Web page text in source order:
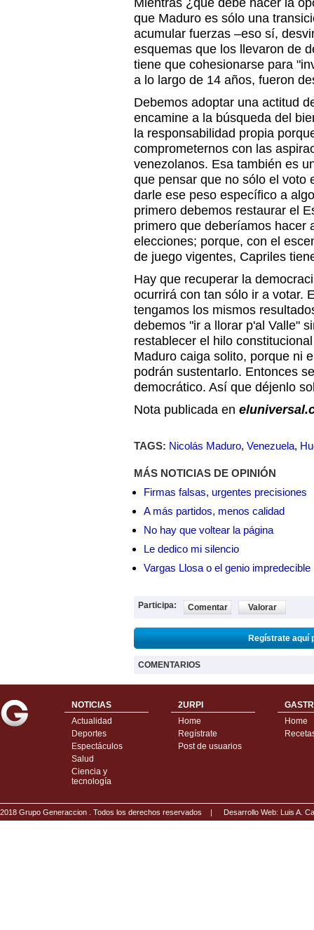
Mientras ¿qué debe hacer la
que Maduro es sólo una
acumular fuerzas –eso sí,
esquemas que los llevaron de
tiene que cohesionarse para
a lo largo de 14 años, fueron
Debemos adoptar una actitud
encamine a la búsqueda del
la responsabilidad propia
comprometernos con las
venezolanos. Esa también es
que pensar que no sólo el voto
darle ese peso específico a
primero debemos restaurar el
primero que deberíamos hacer
elecciones; porque, con el
de juego vigentes, Capriles
Hay que recuperar la
ocurrirá con tan sólo ir a votar.
tengamos los mismos
debemos "ir a llorar p'al Valle"
restablecer el hilo
Maduro caiga solito, porque ni
podrán sustentarlo. Entonces
democrático. Así que déjenlo
Nota publicada en
TAGS: Nicolás Maduro, Venezuela,
MÁS NOTICIAS DE OPINIÓN
Firmas falsas, urgentes precisiones
A más partidos, menos calidad
No hay que voltear la página
Le dedico mi silencio
Vargas Llosa o el genio impredecible
Participa: Comentar Valorar
Regístrate aquí
COMENTARIOS
NOTICIAS
Actualidad
Deportes
Espectáculos
Salud
Ciencia y
tecnología
2URPI
Home
Regístrate
Post de usuarios
Home
2018 Grupo Generaccion . Todos los derechos reservados | Desarrollo Web: Luis